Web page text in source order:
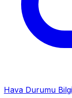
Hava Durumu